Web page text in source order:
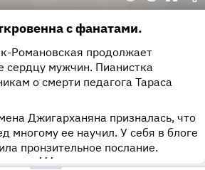
с фанатами.
Романовская продолжает
сердцу мужчин. Пианистка
о смерти педагога Тараса
Джигарханяна призналась, что
многому ее научил. У себя в блоге
пронзительное послание.
•••